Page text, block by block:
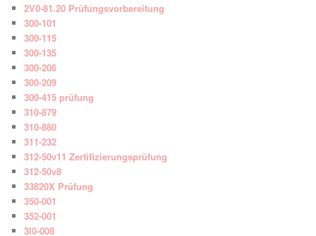
2V0-81.20 Prüfungsvorbereitung
300-101
300-115
300-135
300-206
300-209
300-415 prüfung
310-879
310-880
311-232
312-50v11 Zertifizierungsprüfung
312-50v8
33820X Prüfung
350-001
352-001
3I0-008